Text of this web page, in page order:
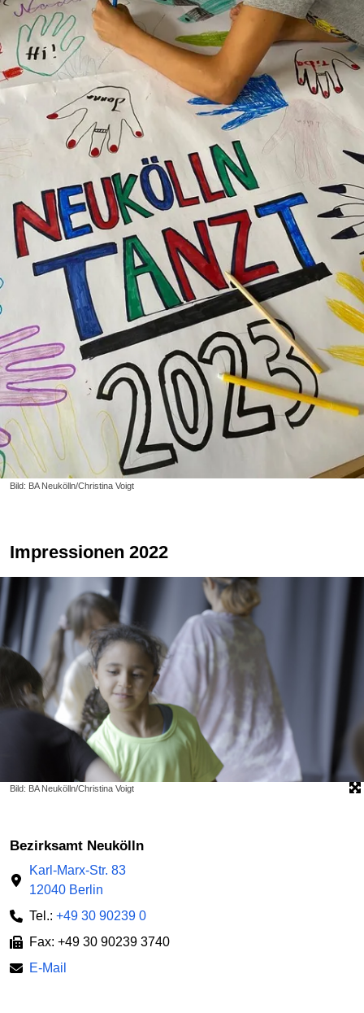
Bild: BA Neukölln/Christina Voigt
Impressionen 2022
Bild: BA Neukölln/Christina Voigt
Bezirksamt Neukölln
Karl-Marx-Str. 83
12040 Berlin
Tel.: +49 30 90239 0
Fax: +49 30 90239 3740
E-Mail